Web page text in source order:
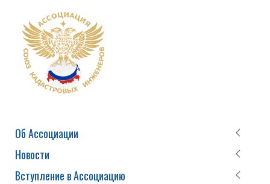
Об Ассоциации
Новости
Вступление в Ассоциацию